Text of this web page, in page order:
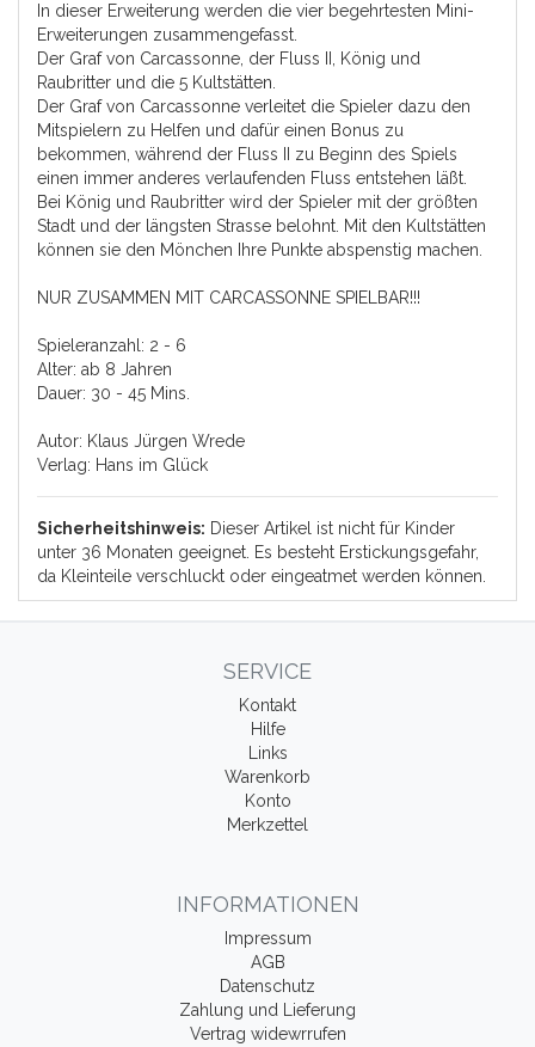
In dieser Erweiterung werden die vier begehrtesten Mini-
Erweiterungen zusammengefasst.
Der Graf von Carcassonne, der Fluss II, König und
Raubritter und die 5 Kultstätten.
Der Graf von Carcassonne verleitet die Spieler dazu den
Mitspielern zu Helfen und dafür einen Bonus zu
bekommen, während der Fluss II zu Beginn des Spiels
einen immer anderes verlaufenden Fluss entstehen läßt.
Bei König und Raubritter wird der Spieler mit der größten
Stadt und der längsten Strasse belohnt. Mit den Kultstätten
können sie den Mönchen Ihre Punkte abspenstig machen.
NUR ZUSAMMEN MIT CARCASSONNE SPIELBAR!!!
Spieleranzahl: 2 - 6
Alter: ab 8 Jahren
Dauer: 30 - 45 Mins.
Autor: Klaus Jürgen Wrede
Verlag: Hans im Glück
Sicherheitshinweis: Dieser Artikel ist nicht für Kinder
unter 36 Monaten geeignet. Es besteht Erstickungsgefahr,
da Kleinteile verschluckt oder eingeatmet werden können.
SERVICE
Kontakt
Hilfe
Links
Warenkorb
Konto
Merkzettel
INFORMATIONEN
Impressum
AGB
Datenschutz
Zahlung und Lieferung
Vertrag widewrrufen